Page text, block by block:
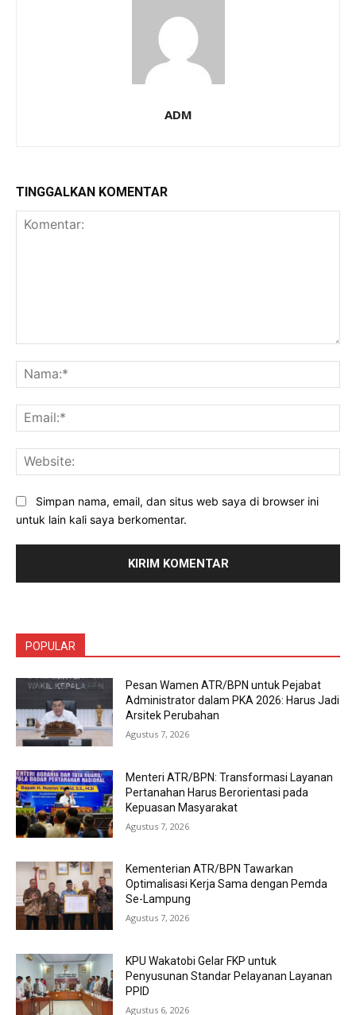
ADM
TINGGALKAN KOMENTAR
Simpan nama, email, dan situs web saya di browser ini
untuk lain kali saya berkomentar.
POPULAR
Pesan Wamen ATR/BPN untuk Pejabat
Administrator dalam PKA 2026: Harus Jadi
Arsitek Perubahan
Agustus 7, 2026
Menteri ATR/BPN: Transformasi Layanan
Pertanahan Harus Berorientasi pada
Kepuasan Masyarakat
Agustus 7, 2026
Kementerian ATR/BPN Tawarkan
Optimalisasi Kerja Sama dengan Pemda
Se-Lampung
Agustus 7, 2026
KPU Wakatobi Gelar FKP untuk
Penyusunan Standar Pelayanan Layanan
PPID
Agustus 6, 2026